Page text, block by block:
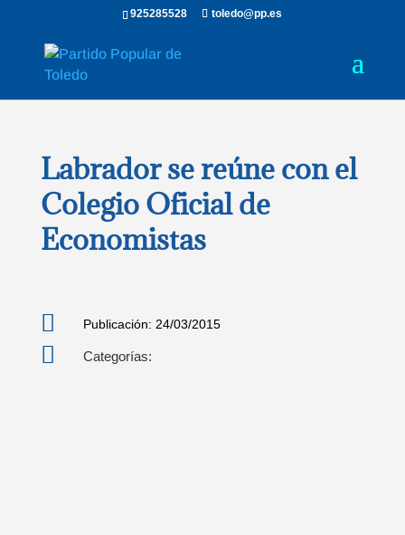
925285528 toledo@pp.es
Labrador se reúne con el
Colegio Oficial de
Economistas
 Publicación: 24/03/2015
 Categorías: